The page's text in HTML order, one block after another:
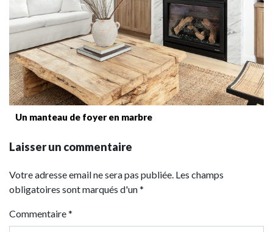
Un manteau de foyer en marbre
Laisser un commentaire
Votre adresse email ne sera pas publiée. Les champs
obligatoires sont marqués d'un *
Commentaire*